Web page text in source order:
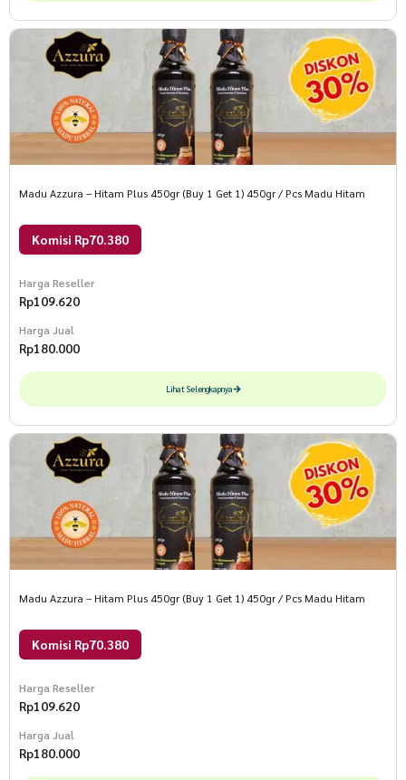
Madu Azzura – Hitam Plus 450gr (Buy 1 Get 1) 450gr / Pcs Madu Hitam
Komisi Rp70.380
Harga Reseller
Rp109.620
Harga Jual
Rp180.000
Lihat Selengkapnya
Madu Azzura – Hitam Plus 450gr (Buy 1 Get 1) 450gr / Pcs Madu Hitam
Komisi Rp70.380
Harga Reseller
Rp109.620
Harga Jual
Rp180.000